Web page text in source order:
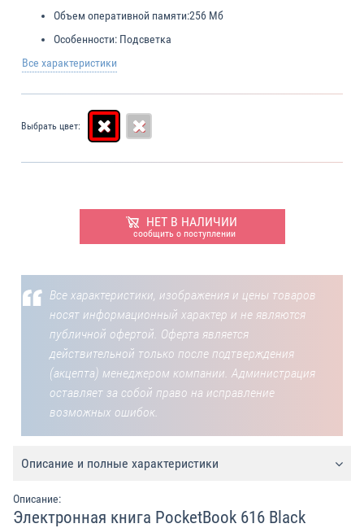
Объем оперативной памяти:256 Мб
Особенности: Подсветка
Все характеристики
Выбрать цвет:
НЕТ В НАЛИЧИИ
сообщить о поступлении
Все характеристики, изображения и цены товаров
носят информационный характер и не являются
публичной офертой. Оферта является
действительной только после подтверждения
(акцепта) менеджером компании. Администрация
оставляет за собой право на исправление
возможных ошибок.
Описание и полные характеристики
Описание:
Электронная книга PocketBook 616 Black